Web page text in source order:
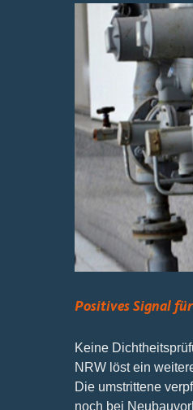
Positives Signal
Keine
NRW löst ein
Die umstrittene
noch bei